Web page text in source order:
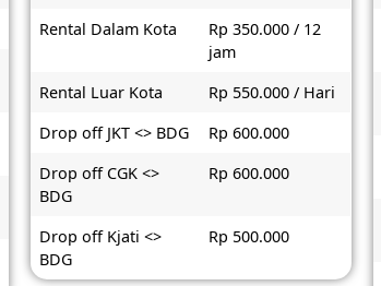
Rental Dalam Kota
Rp 350.000 / 12
jam
Rental Luar Kota
Rp 550.000 / Hari
Drop off JKT <> BDG
Rp 600.000
Drop off CGK <>
BDG
Rp 600.000
Drop off Kjati <>
BDG
Rp 500.000